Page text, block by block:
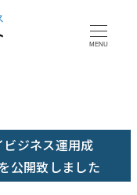
MENU
ジネス運用成
公開致しました